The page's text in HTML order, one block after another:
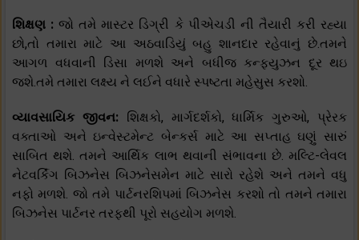
શિક્ષણ :જો તમે માસ્ટર ડિગ્રી કે પીએચડી ની તૈયારી કરી રહ્યા
છો,તો તમારા માટે આ અઠવાડિયું બહુ શાનદાર રહેવાનું છે.તમને
આગળ વધવાની ડિસા મળશે અને બધીજ કન્ફ્યુઝન દૂર થઇ
જશે.તમે તમારા લક્ષ્ય ને લઈને વધારે સ્પષ્ટતા મહેસુસ કરશો.
વ્યાવસાયિક જીવન: શિક્ષકો, માર્ગદર્શકો, ધાર્મિક ગુરુઓ, પ્રેરક
વક્તાઓ અને ઇન્વેસ્ટમેન્ટ બેન્કર્સ માટે આ સપ્તાહ ઘણું સારું
સાબિત થશે. તમને આર્થિક લાભ થવાની સંભાવના છે. મલ્ટિ-લેવલ
નેટવર્કિંગ બિઝનેસ બિઝનેસમેન માટે સારો રહેશે અને તમને વધુ
નફો મળશે. જો તમે પાર્ટનરશિપમાં બિઝનેસ કરશો તો તમને તમારા
બિઝનેસ પાર્ટનર તરફથી પૂરો સહયોગ મળશે.